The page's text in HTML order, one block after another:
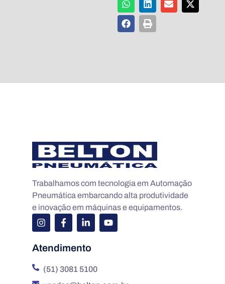
Trabalhamos com tecnologia em Automação
Pneumática embarcando alta produtividade
e inovação em máquinas e equipamentos.
Atendimento
(51) 3081 5100